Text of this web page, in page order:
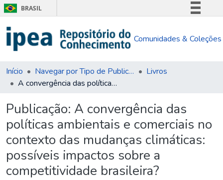
BRASIL
Comunica BR
Acesso à informação
Comunidades & Coleções
Início Navegar por Tipo de Publicação
Livros
A convergência das políticas ambientais e comerciais no contexto das mudanças climáticas: possíveis impactos sobre a competitividade brasileira?
Publicação: A convergência das
políticas ambientais e comerciais no
contexto das mudanças climáticas:
possíveis impactos sobre a
competitividade brasileira?